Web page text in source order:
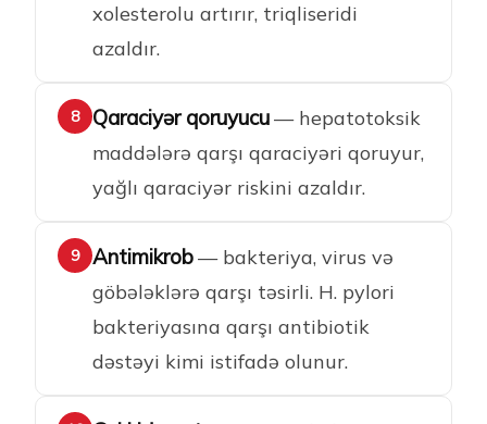
xolesterolu artırır, triqliseridi
azaldır.
8 Qaraciyər qoruyucu— hepatotoksik
maddələrə qarşı qaraciyəri qoruyur,
yağlı qaraciyər riskini azaldır.
9 Antimikrob— bakteriya, virus və
göbələklərə qarşı təsirli. H. pylori
bakteriyasına qarşı antibiotik
dəstəyi kimi istifadə olunur.